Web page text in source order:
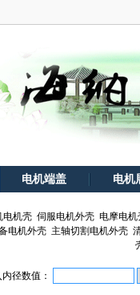
电机端盖 电机
电机壳 伺服电机外壳 电摩电机
电机外壳 主轴切割电机外壳
径数值：